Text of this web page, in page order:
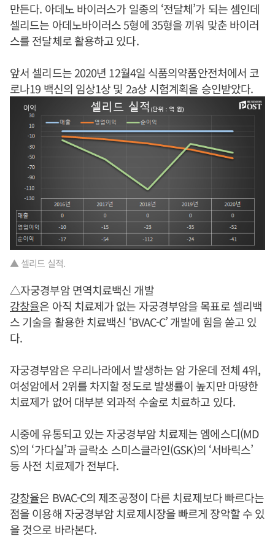
만든다. 아데노 바이러스가 일종의 ‘전달체’가 되는 셈인데
셀리드는 아데노바이러스 5형에 35형을 끼워 맞춘 바이러
스를 전달체로 활용하고 있다.
앞서 셀리드는 2020년 12월4일 식품의약품안전처에서 코
로나19 백신의 임상1상 및 2a상 시험계획을 승인받았다.
▲ 셀리드 실적.
△자궁경부암 면역치료백신 개발
강창율은 아직 치료제가 없는 자궁경부암을 목표로 셀리백
스 기술을 활용한 치료백신 ‘BVAC-C’ 개발에 힘을 쏟고 있
다.
자궁경부암은 우리나라에서 발생하는 암 가운데 전체 4위,
여성암에서 2위를 차지할 정도로 발생률이 높지만 마땅한
치료제가 없어 대부분 외과적 수술로 치료하고 있다.
시중에 유통되고 있는 자궁경부암 치료제는 엠에스디(MD
S)의 ‘가다실’과 글락소 스미스클라인(GSK)의 ‘서바릭스’
등 사전 치료제가 전부다.
강창율은 BVAC-C의 제조공정이 다른 치료제보다 빠르다는
점을 이용해 자궁경부암 치료제시장을 빠르게 장악할 수 있
을 것으로 바라본다.